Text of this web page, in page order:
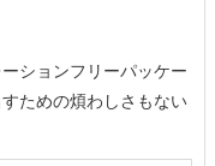
ションフリーパッケー
ための煩わしさもない